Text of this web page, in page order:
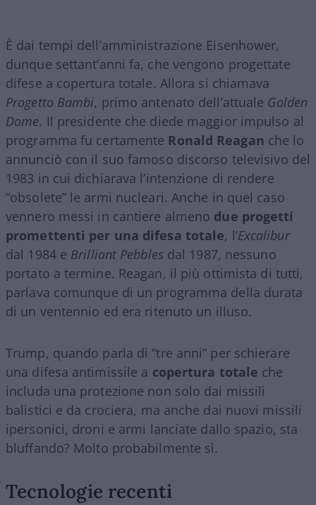
È dai tempi dell’amministrazione Eisenhower,
dunque settant’anni fa, che vengono progettate
difese a copertura totale. Allora si chiamava
Progetto Bambi, primo antenato dell’attuale Golden
Dome. Il presidente che diede maggior impulso al
programma fu certamente Ronald Reagan che lo
annunciò con il suo famoso discorso televisivo del
1983 in cui dichiarava l’intenzione di rendere
“obsolete” le armi nucleari. Anche in quel caso
vennero messi in cantiere almeno due progetti
promettenti per una difesa totale, l’Excalibur
dal 1984 e Brilliant Pebbles dal 1987, nessuno
portato a termine. Reagan, il più ottimista di tutti,
parlava comunque di un programma della durata
di un ventennio ed era ritenuto un illuso.
Trump, quando parla di “tre anni” per schierare
una difesa antimissile a copertura totale che
includa una protezione non solo dai missili
balistici e da crociera, ma anche dai nuovi missili
ipersonici, droni e armi lanciate dallo spazio, sta
bluffando? Molto probabilmente sì.
Tecnologie recenti